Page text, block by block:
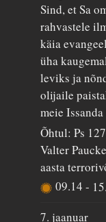
Sind, et Sa
rahvastele
käia
üha
leviks ja
olijaile
meie
Õhtul: Ps
Valter
aasta
09.14-
7. jaanuar